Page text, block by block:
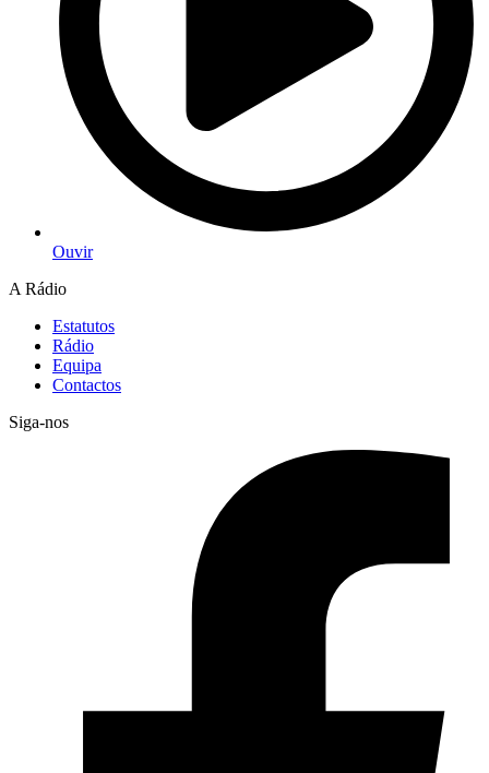
Ouvir
A Rádio
Estatutos
Rádio
Equipa
Contactos
Siga-nos